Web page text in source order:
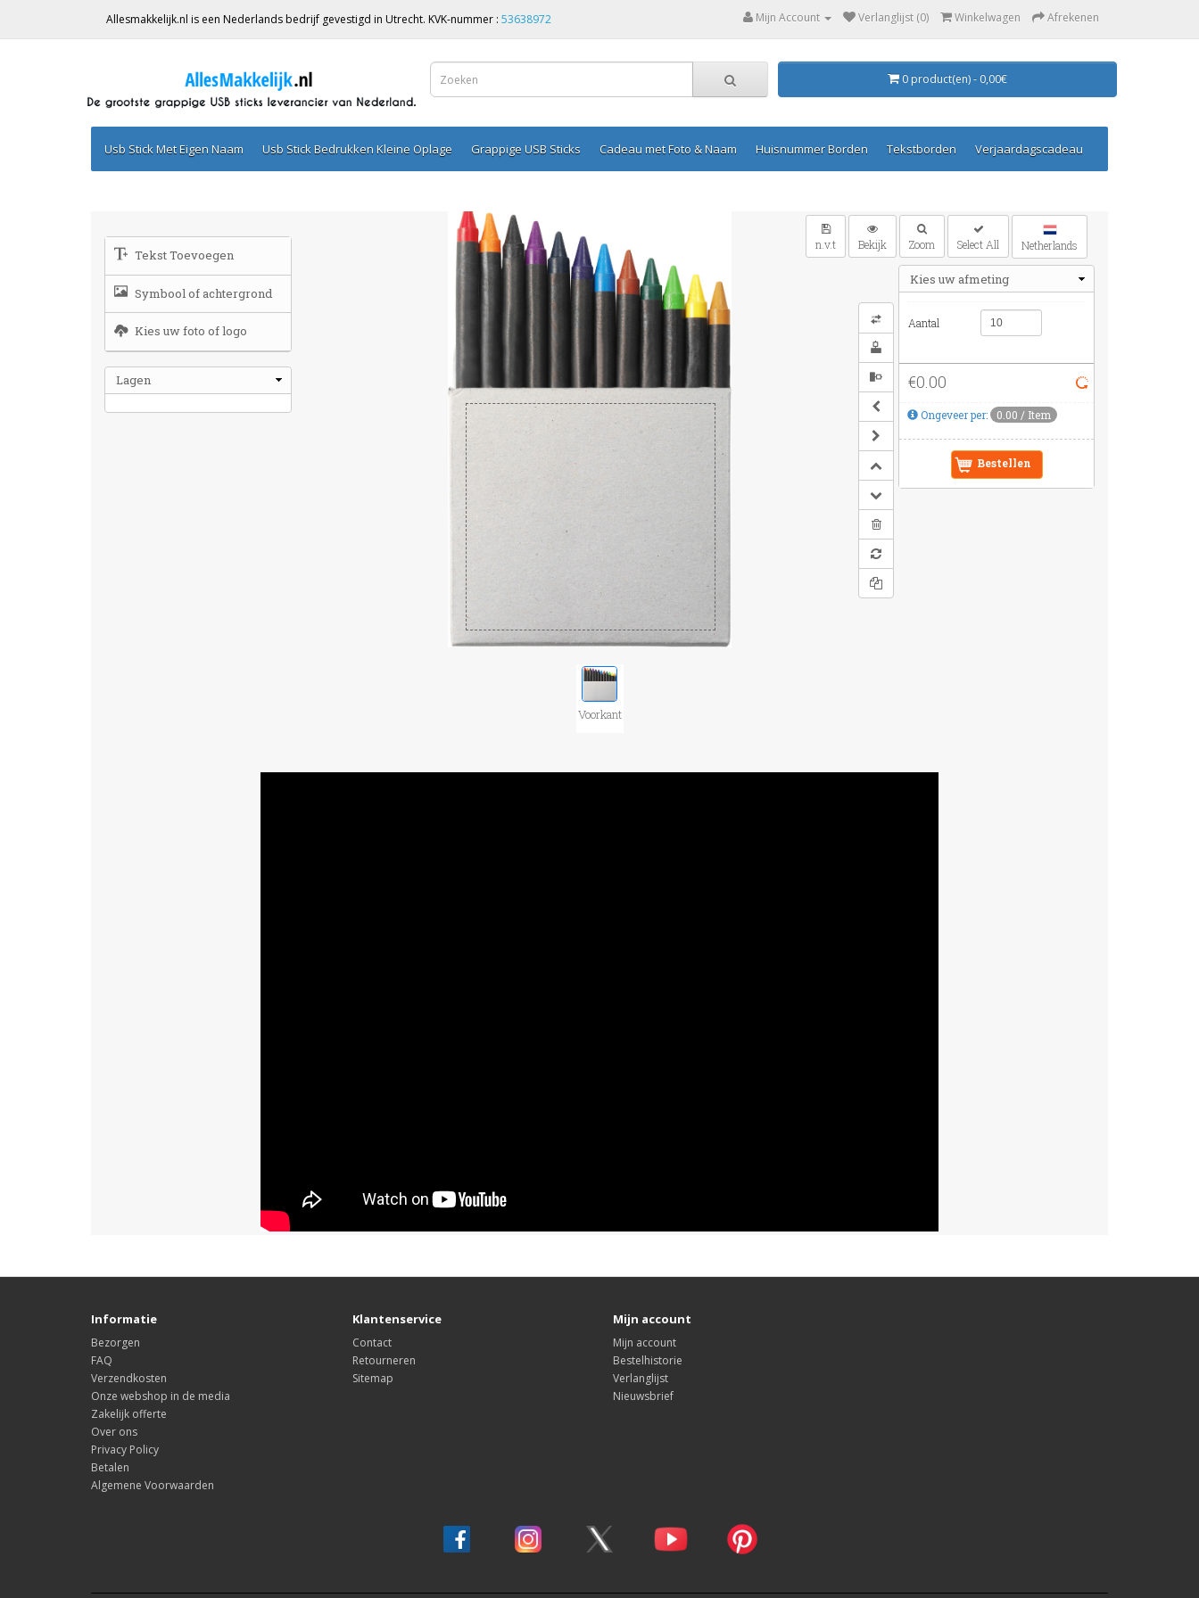
Allesmakkelijk.nl is een Nederlands bedrijf gevestigd in Utrecht. KVK-nummer : 53638972 Mijn Account Verlanglijst (0) Winkelwagen Afrekenen
0 product(en) - 0,00€
Usb Stick Met Eigen Naam Usb Stick Bedrukken Kleine Oplage Grappige USB Sticks Cadeau met Foto & Naam Huisnummer Borden Tekstborden Verjaardagscadeau
Informatie
Bezorgen
FAQ
Verzendkosten
Onze webshop in de media
Zakelijk offerte
Over ons
Privacy Policy
Betalen
Algemene Voorwaarden
Klantenservice
Contact
Retourneren
Sitemap
Mijn account
Mijn account
Bestelhistorie
Verlanglijst
Nieuwsbrief